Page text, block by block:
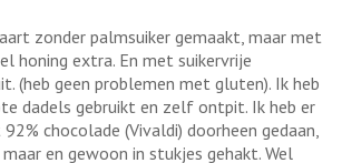
zonder palmsuiker gemaakt, maar met
honing extra. En met suikervrije
(heb geen problemen met gluten). Ik heb
dadels gebruikt en zelf ontpit. Ik heb er
chocolade (Vivaldi) doorheen gedaan,
en gewoon in stukjes gehakt. Wel